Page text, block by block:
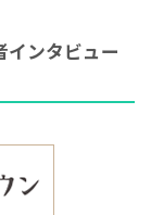
インタビュー